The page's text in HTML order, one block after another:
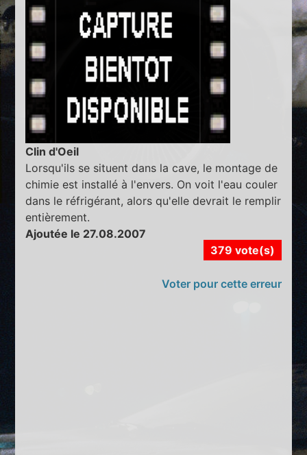
Clin d'Oeil
Lorsqu'ils se situent dans la cave, le montage de
chimie est installé à l'envers. On voit l'eau couler
dans le réfrigérant, alors qu'elle devrait le remplir
entièrement.
Ajoutée le 27.08.2007
379 vote(s)
Voter pour cette erreur